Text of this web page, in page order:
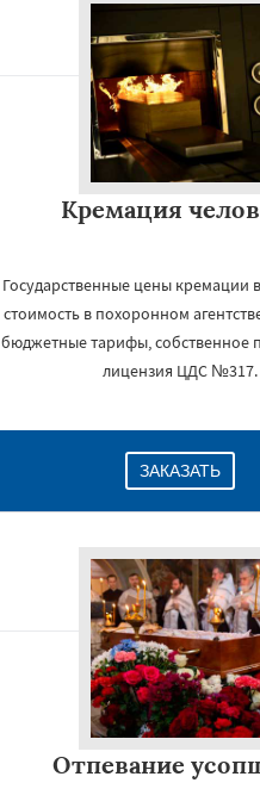
Кремация
Государственные цены кремации
стоимость в похоронном
бюджетные тарифы, собственное
лицензия ЦДС №317.
ЗАКАЗАТЬ
Отпевание